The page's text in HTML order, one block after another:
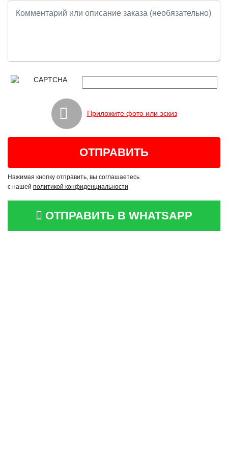
Приложите фото или эскиз
Нажимая кнопку отправить, вы соглашаетесь
с нашей политикой конфиденциальности
ОТПРАВИТЬ В WHATSAPP